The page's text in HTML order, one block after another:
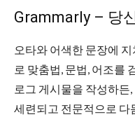
Grammarly – 당
오타와 어색한 문장에
로 맞춤법, 문법, 어조를
로그 게시물을 작성하든
세련되고 전문적으로 다